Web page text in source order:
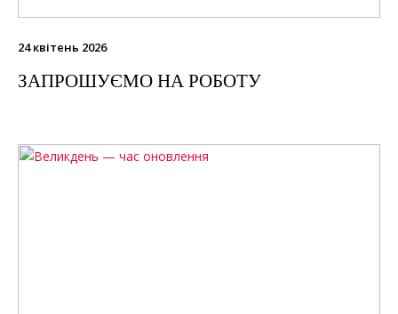
24 квітень 2026
ЗАПРОШУЄМО НА РОБОТУ